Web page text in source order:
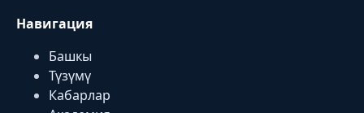
Навигация
Башкы
Түзүмү
Кабарлар